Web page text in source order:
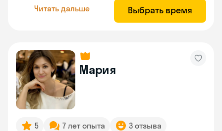
Читать дальше Выбрать время
Мария
5 7 лет опыта 3 отзыва